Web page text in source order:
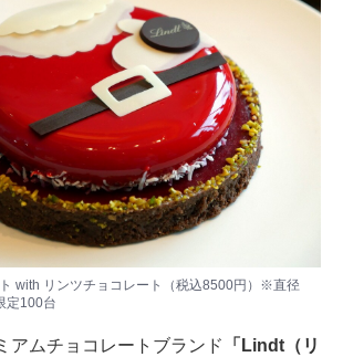
with リンツチョコレート（税込8500円）※直径
定100台
アムチョコレートブランド
「Lindt（リ